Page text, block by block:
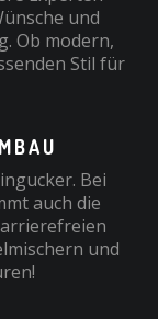
und
Ob modern,
Stil für
Bei
auch die
und